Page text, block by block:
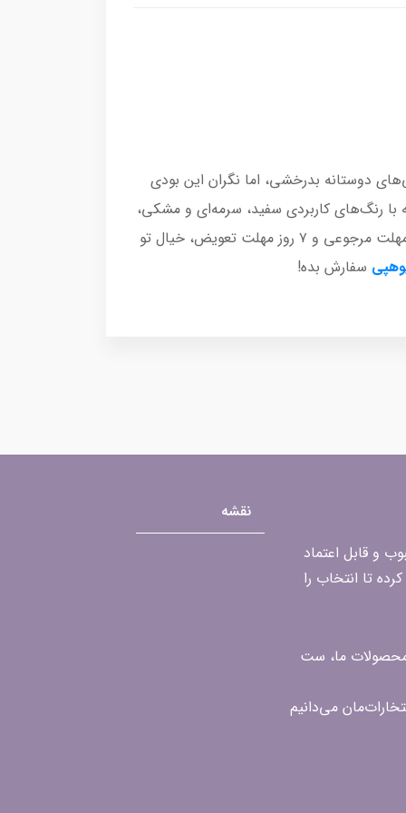
دوستانه بدرخشی، اما نگران این بودی
رنگ‌های کاربردی سفید، سرمه‌ای و مشکی،
تمام دغدغه‌های ست کردن استایل فانتزی تو رو برطرف می‌کنه. ما با ضمانت بهترین جنس و قیمت در کنار ۲۴ ساعت مهلت مرجوعی و ۷ روز مهلت تعویض، خیال تو
سفارش بده!
و قابل اعتماد
تا انتخاب را
محصولات ما، ست
نقشه